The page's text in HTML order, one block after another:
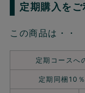
定期購入を
この商品は・・
定期コースへ
定期同梱10